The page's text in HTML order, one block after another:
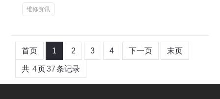
维修资讯
首页 1 2 3 4 下一页 末页
共 4页37条记录